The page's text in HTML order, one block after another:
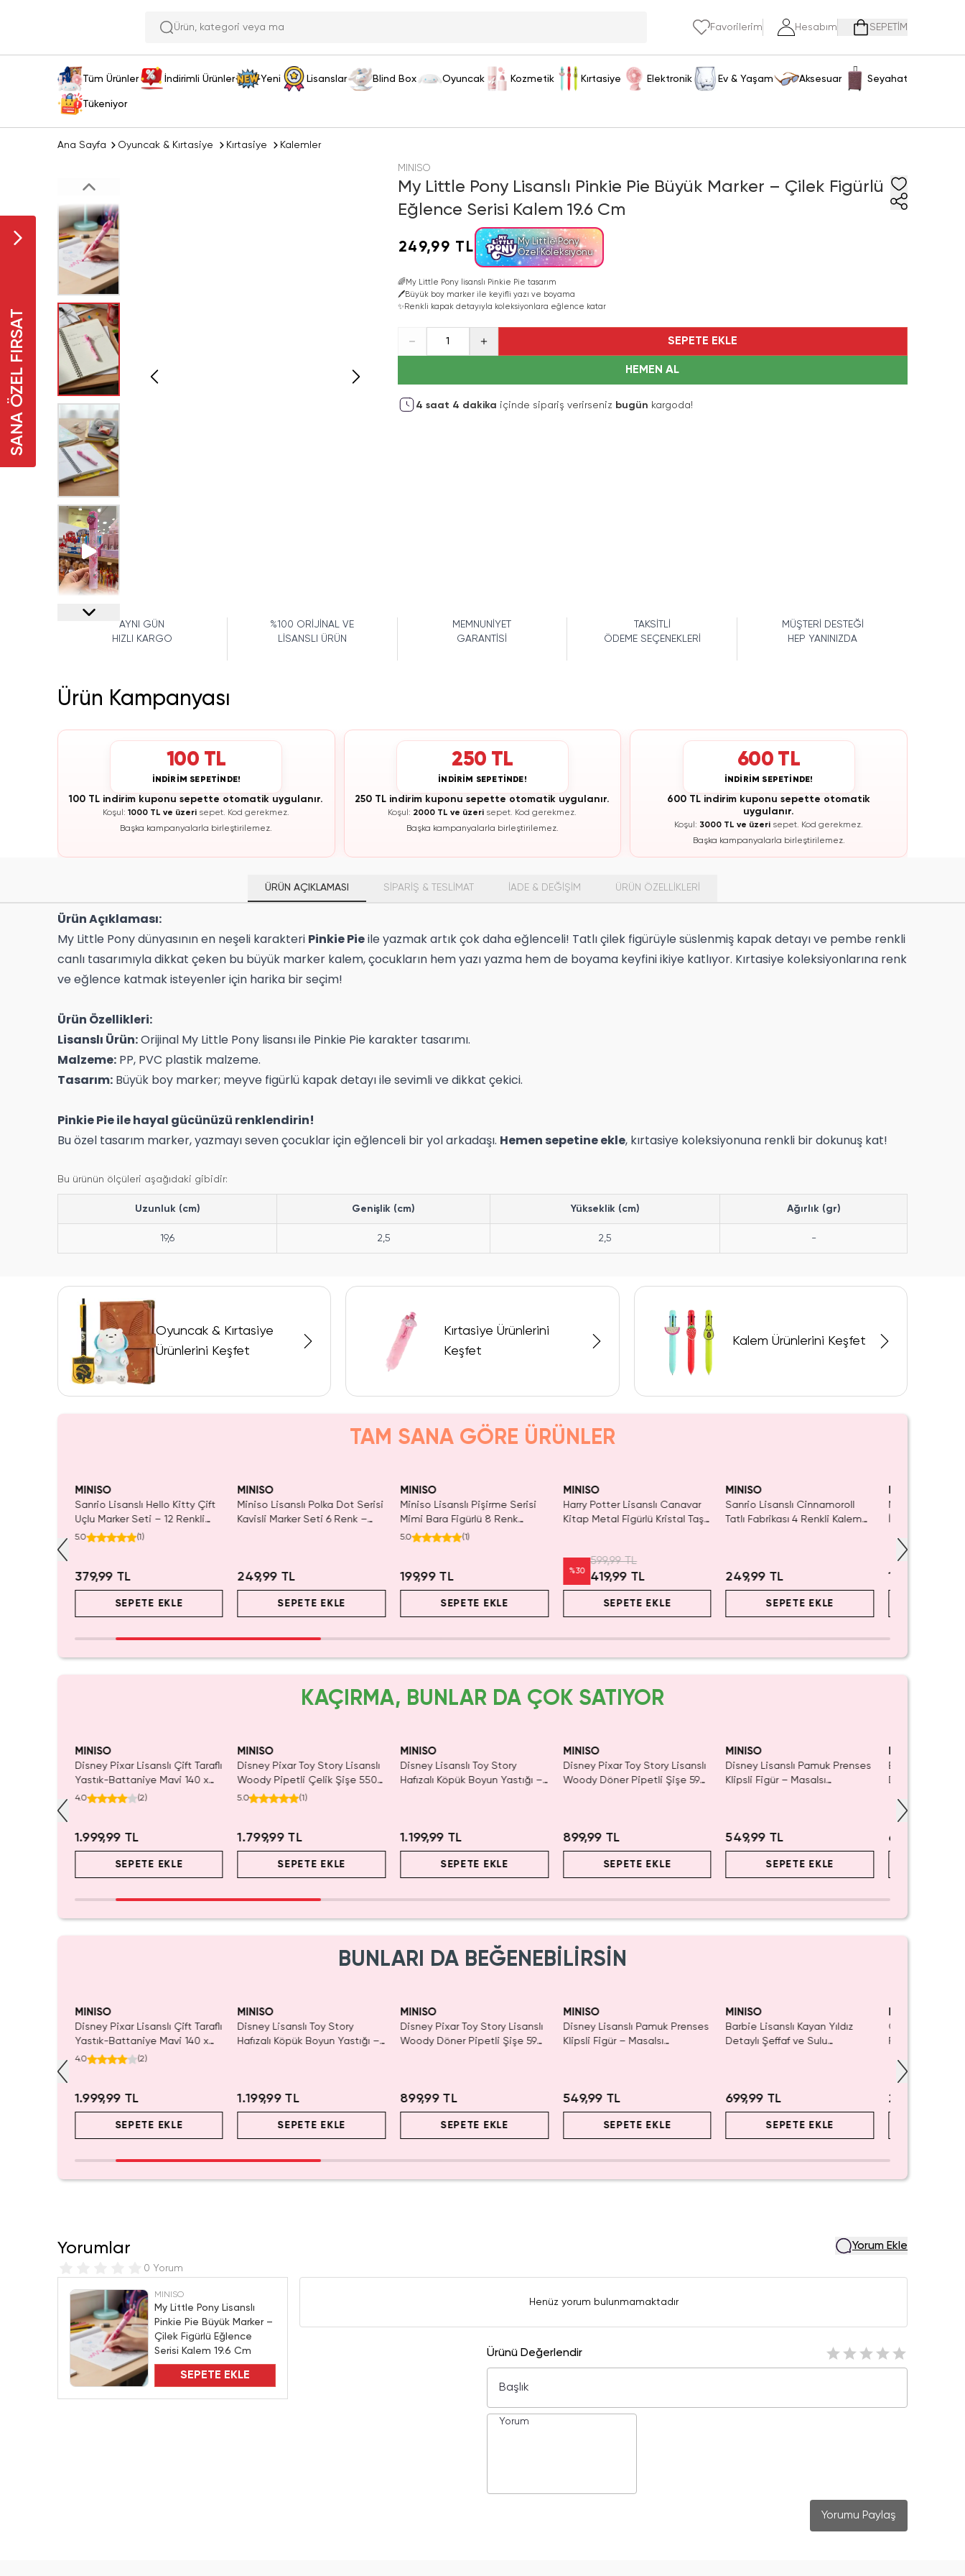
Ürün, Favorilerim Hesabım SEPETİM
Tüm Ürünler İndirimli Ürünler Yeni Lisanslar Blind Box Oyuncak Kozmetik Kırtasiye Elektronik Ev & Yaşam Aksesuar Seyahat
Tükeniyor
SANA ÖZEL FIRSAT
Ana Sayfa Oyuncak & Kırtasiye Kırtasiye Kalemler
MINISO
My Little Pony Lisanslı Pinkie Pie Büyük Marker – Çilek Figürlü
Eğlence Serisi Kalem 19.6 Cm
249,99 TL
My Little Pony
Özel Koleksiyonu
🌈My Little Pony lisanslı Pinkie Pie tasarım
🖊️Büyük boy marker ile keyifli yazı ve boyama
✨ Renkli kapak detayıyla koleksiyonlara eğlence katar
1 SEPETE EKLE
HEMEN AL
4 saat 4 dakika içinde sipariş verirseniz bugün kargoda!
AYNI GÜN
HIZLI KARGO
%100 ORİJİNAL VE
LİSANSLI ÜRÜN
MEMNUNİYET
GARANTİSİ
TAKSİTLİ
ÖDEME SEÇENEKLERİ
MÜŞTERİ DESTEĞİ
HEP YANINIZDA
Ürün Kampanyası
100 TL
İNDİRİM SEPETİNDE!
100 TL indirim kuponu sepette otomatik uygulanır.
Koşul:1000 TL ve üzeri sepet. Kod gerekmez.
Başka kampanyalarla birleştirilemez.
250 TL
İNDİRİM SEPETİNDE!
250 TL indirim kuponu sepette otomatik uygulanır.
Koşul: 2000 TL ve üzeri sepet. Kod gerekmez.
Başka kampanyalarla birleştirilemez.
600 TL
İNDİRİM SEPETİNDE!
600 TL indirim kuponu sepette otomatik
uygulanır.
Koşul: 3000 TL ve üzeri sepet. Kod gerekmez.
Başka kampanyalarla birleştirilemez.
ÜRÜN AÇIKLAMASI SİPARİŞ & TESLİMAT İADE & DEĞİŞİM ÜRÜN ÖZELLIKLERI
Ürün Açıklaması:
My Little Pony dünyasının en neşeli karakteri Pinkie Pieile yazmak artık çok daha eğlenceli! Tatlı çilek figürüyle süslenmiş kapak detayı ve pembe renkli
canlı tasarımıyla dikkat çeken bu büyük marker kalem, çocukların hem yazı yazma hem de boyama keyfini ikiye katlıyor. Kırtasiye koleksiyonlarına renk
ve eğlence katmak isteyenler için harika bir seçim!
Ürün Özellikleri:
Lisanslı Ürün:Orijinal My Little Pony lisansı ile Pinkie Pie karakter tasarımı.
Malzeme: PP, PVC plastik malzeme.
Tasarım: Büyük boy marker; meyve figürlü kapak detayı ile sevimli ve dikkat çekici.
Pinkie Pie ile hayal gücünüzü renklendirin!
Bu özel tasarım marker, yazmayı seven çocuklar için eğlenceli bir yol arkadaşı. Hemen sepetine ekle, kırtasiye koleksiyonuna renkli bir dokunuş kat!
Bu ürünün ölçüleri aşağıdaki gibidir:
Uzunluk (cm) Genişlik (cm) Yükseklik (cm) Ağırlık (gr)
19,6 2,5 2,5 -
Oyuncak & Kırtasiye
Ürünlerini Keşfet
Kırtasiye Ürünlerini
Keşfet
Kalem Ürünlerini Keşfet
TAM SANA GÖRE ÜRÜNLER
MINISO
Sanrio Lisanslı Hello Kitty Çift
Uçlu Marker Seti – 12 Renkli
Çizim Kalemi 15,5 Cm
5.0 (1)
379,99 TL
SEPETE EKLE
MINISO
Miniso Lisanslı Polka Dot Serisi
Kavisli Marker Seti 6 Renk –
249,99 TL
SEPETE EKLE
MINISO
Miniso Lisanslı Pişirme Serisi
Mimi Bara Figürlü 8 Renk
Tükenmez Kalem – Tek
5.0 (1)
199,99 TL
SEPETE EKLE
MINISO
Harry Potter Lisanslı Canavar
Kitap Metal Figürlü Kristal Taşlı
%30
599,99 TL
419,99 TL
SEPETE EKLE
MINISO
Sanrio Lisanslı Cinnamoroll
Tatlı Fabrikası 4 Renkli Kalem
249,99 TL
SEPETE EKLE
Miniso Lisanslı
149,99 TL
KAÇIRMA, BUNLAR DA ÇOK SATIYOR
MINISO
Disney Pixar Lisanslı Çift Taraflı
Yastık-Battaniye Mavi 140 x
100 Cm – 2'si 1 Arada Konfor
4.0 (2)
1.999,99 TL
SEPETE EKLE
MINISO
Disney Pixar Toy Story Lisanslı
Woody Pipetli Çelik Şişe 550
mL – Saplı Tasarım
5.0 (1)
1.799,99 TL
SEPETE EKLE
MINISO
Disney Lisanslı Toy Story
Hafızalı Köpük Boyun Yastığı –
1.199,99 TL
SEPETE EKLE
MINISO
Disney Pixar Toy Story Lisanslı
Woody Döner Pipetli Şişe 590
899,99 TL
SEPETE EKLE
MINISO
Disney Lisanslı Pamuk Prenses
Klipsli Figür – Masalsı
549,99 TL
SEPETE EKLE
Barbie Lisanslı
Detaylı Şeffaf
699,99 TL
BUNLARI DA BEĞENEBİLİRSİN
MINISO
Disney Pixar Lisanslı Çift Taraflı
Yastık-Battaniye Mavi 140 x
100 Cm – 2'si 1 Arada Konfor
4.0 (2)
1.999,99 TL
SEPETE EKLE
MINISO
Disney Lisanslı Toy Story
Hafızalı Köpük Boyun Yastığı –
1.199,99 TL
SEPETE EKLE
MINISO
Disney Pixar Toy Story Lisanslı
Woody Döner Pipetli Şişe 590
899,99 TL
SEPETE EKLE
MINISO
Disney Lisanslı Pamuk Prenses
Klipsli Figür – Masalsı
549,99 TL
SEPETE EKLE
MINISO
Barbie Lisanslı Kayan Yıldız
Detaylı Şeffaf ve Sulu
699,99 TL
SEPETE EKLE
Cutie Serisi
Panda – Hızlı
2.5 Cm
299,99 TL
Yorumlar
0 Yorum
Yorum Ekle
MINISO
My Little Pony Lisanslı
Pinkie Pie Büyük Marker –
Çilek Figürlü Eğlence
Serisi Kalem 19.6 Cm
SEPETE EKLE
Henüz yorum bulunmamaktadır
Ürünü Değerlendir
Yorumu Paylaş